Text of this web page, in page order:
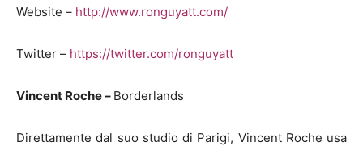
Website – http://www.ronguyatt.com/
Twitter – https://twitter.com/ronguyatt
Vincent Roche – Borderlands
Direttamente dal suo studio di Parigi, Vincent Roche usa